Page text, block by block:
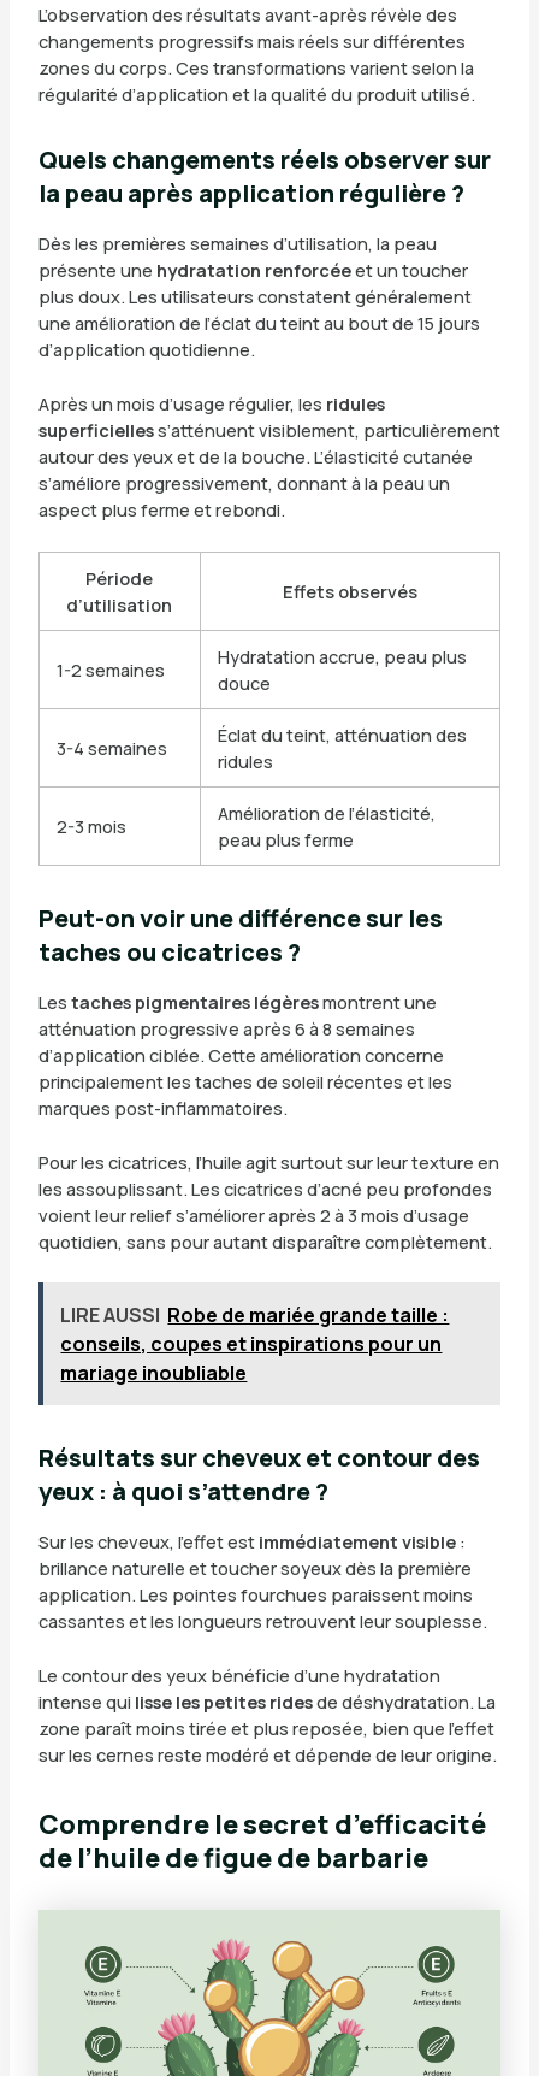
L’observation des résultats avant-après révèle des
changements progressifs mais réels sur différentes
zones du corps. Ces transformations varient selon la
régularité d’application et la qualité du produit utilisé.
Quels changements réels observer sur
la peau après application régulière ?
Dès les premières semaines d’utilisation, la peau
présente une hydratation renforcéeet un toucher
plus doux. Les utilisateurs constatent généralement
une amélioration de l’éclat du teint au bout de 15 jours
d’application quotidienne.
Après un mois d’usage régulier, les ridules
superficielless’atténuent visiblement, particulièrement
autour des yeux et de la bouche. L’élasticité cutanée
s’améliore progressivement, donnant à la peau un
aspect plus ferme et rebondi.
Période
d’utilisation
Effets observés
1-2 semaines
Hydratation accrue, peau plus
douce
3-4 semaines
Éclat du teint, atténuation des
ridules
2-3 mois
Amélioration de l’élasticité,
peau plus ferme
Peut-on voir une différence sur les
taches ou cicatrices ?
Les taches pigmentaires légèresmontrent une
atténuation progressive après 6 à 8 semaines
d’application ciblée. Cette amélioration concerne
principalement les taches de soleil récentes et les
marques post-inflammatoires.
Pour les cicatrices, l’huile agit surtout sur leur texture en
les assouplissant. Les cicatrices d’acné peu profondes
voient leur relief s’améliorer après 2 à 3 mois d’usage
quotidien, sans pour autant disparaître complètement.
LIRE AUSSI Robe de mariée grande taille :
conseils, coupes et inspirations pour un
mariage inoubliable
Résultats sur cheveux et contour des
yeux : à quoi s’attendre ?
Sur les cheveux, l’effet est immédiatement visible:
brillance naturelle et toucher soyeux dès la première
application. Les pointes fourchues paraissent moins
cassantes et les longueurs retrouvent leur souplesse.
Le contour des yeux bénéficie d’une hydratation
intense qui lisse les petites ridesde déshydratation. La
zone paraît moins tirée et plus reposée, bien que l’effet
sur les cernes reste modéré et dépende de leur origine.
Comprendre le secret d’efficacité
de l’huile de figue de barbarie